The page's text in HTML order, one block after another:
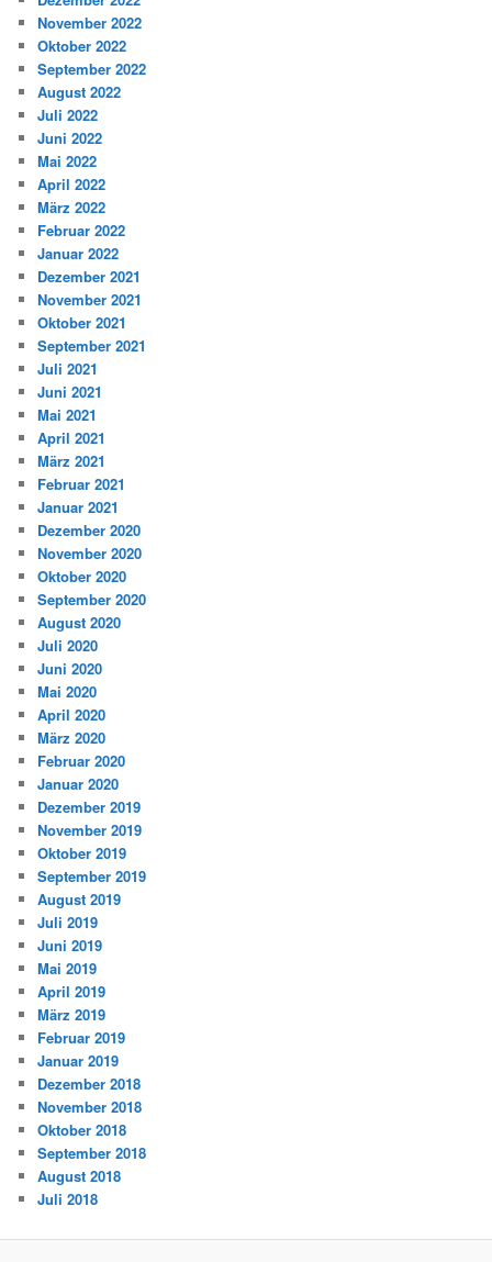
November 2022
Oktober 2022
September 2022
August 2022
Juli 2022
Juni 2022
Mai 2022
April 2022
März 2022
Februar 2022
Januar 2022
Dezember 2021
November 2021
Oktober 2021
September 2021
Juli 2021
Juni 2021
Mai 2021
April 2021
März 2021
Februar 2021
Januar 2021
Dezember 2020
November 2020
Oktober 2020
September 2020
August 2020
Juli 2020
Juni 2020
Mai 2020
April 2020
März 2020
Februar 2020
Januar 2020
Dezember 2019
November 2019
Oktober 2019
September 2019
August 2019
Juli 2019
Juni 2019
Mai 2019
April 2019
März 2019
Februar 2019
Januar 2019
Dezember 2018
November 2018
Oktober 2018
September 2018
August 2018
Juli 2018